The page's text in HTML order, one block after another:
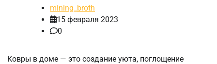
mining_broth
15 февраля 2023
0
Ковры в доме — это создание уюта, поглощение